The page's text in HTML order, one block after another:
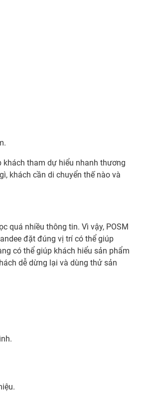
khách tham dự hiểu nhanh thương
khách cần di chuyển thế nào và
quá nhiều thông tin. Vì vậy, POSM
đặt đúng vị trí có thể giúp
có thể giúp khách hiểu sản phẩm
dễ dừng lại và dùng thử sản